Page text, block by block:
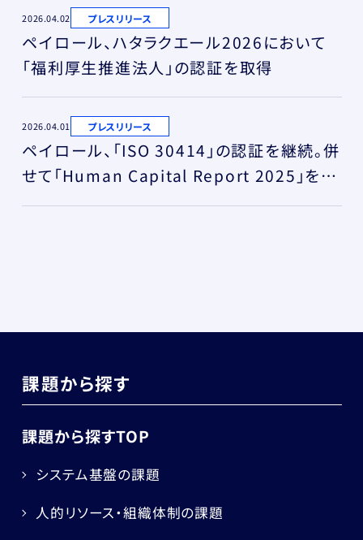
2026.04.02 プレスリリース
ペイロール、ハタラクエール2026において
「福利厚生推進法人」の認証を取得
2026.04.01 プレスリリース
ペイロール、「ISO 30414」の認証を継続。併
せて「Human Capital Report 2025」を発
行
課題から探す
課題から探すTOP
システム基盤の課題
人的リソース・組織体制の課題